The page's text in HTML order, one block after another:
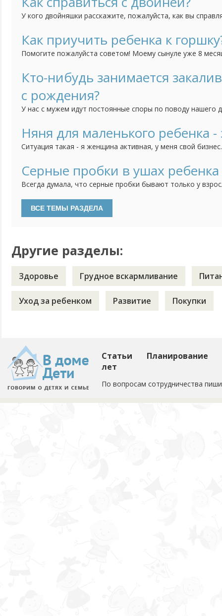
У кого двойняшки расскажите, пожалуйста, как вы
Как приучить ребенка к
Помогите пожалуйста советом! Моему сынуле уже 8
тем труднее нам с ним вместе придется. Но он
горшок, никакие отвлечения, игрушки, книжки не
Кто-нибудь занимается
с рождения?
У нас с мужем идут постоянные споры по поводу нашего
кажется, что он еще слишком мал для этого и мне его
закалять? Что выносить его раздетым на улицу? Или
Няня для маленького ребенка
Ситуация такая - я женщина активная, у меня свой
работу люди, которые работают с самого начала со
слаженный коллектив. И мне их естественно очень
Серные пробки в ушах ребенка
Всегда думала, что серные пробки бывают только у
сыну, увидела в глубине белое вещество и посередине
Вспомнила, что в последнее время ребенок стал хуже
Другие разделы:
Здоровье Грудное вскармливание
Уход за ребенком Развитие Покупки
Статьи
Планирование
лет
По вопросам сотрудничества